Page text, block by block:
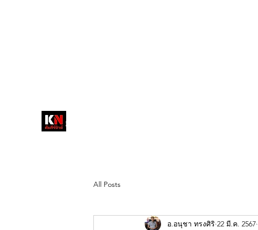
วส์
สื่อลึกวงการสงฆ์ เจาะตรงพระเครื่อง
All Posts
อ.อนุชา ทรงศิริ 22 มี.ค. 2567